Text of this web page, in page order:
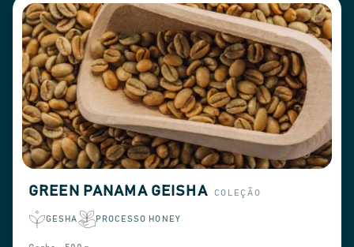
filtre por variedade ou método de processamento
e encomende os grãos de café do Panamá
adequados ao seu perfil de torra.
GREEN PANAMA GEISHA COLEÇÃO
GESHA PROCESSO HONEY